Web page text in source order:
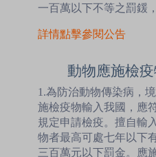
一百萬以下不等之罰鍰
詳情點擊參閱公告
動物應施檢
1.為防治動物傳染病，
施檢疫物輸入我國，應
規定申請檢疫。擅自輸
物者最高可處七年以下
三百萬元以下罰金。應